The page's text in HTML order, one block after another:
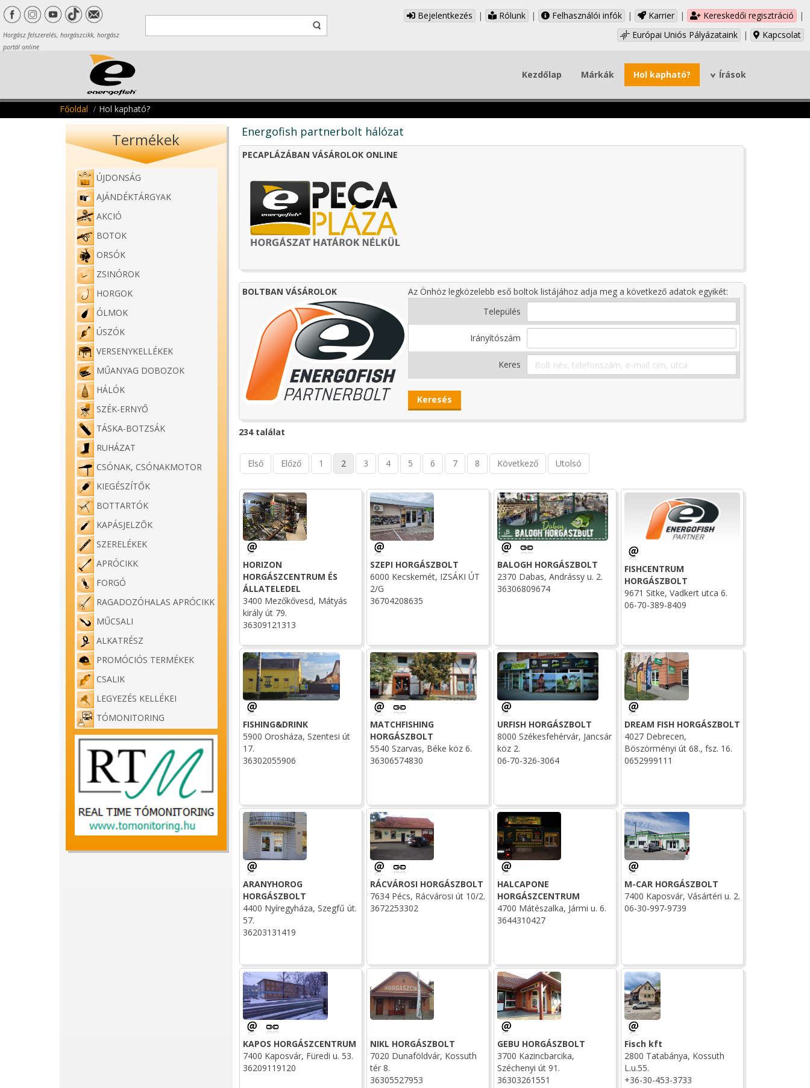
Horgász felszerelés, horgászcikk, horgász
portál online
Bejelentkezés | Rólunk | Felhasználói infók | Karrier | Kereskedői regisztráció
|
Európai Uniós Pályázataink
| Kapcsolat
Kezdőlap Márkák Hol kapható? Írások
Főoldal Hol kapható?
Termékek
ÚJDONSÁG
AJÁNDÉKTÁRGYAK
AKCIÓ
BOTOK
ORSÓK
ZSINÓROK
HORGOK
ÓLMOK
ÚSZÓK
VERSENYKELLÉKEK
MŰANYAG DOBOZOK
HÁLÓK
SZÉK-ERNYŐ
TÁSKA-BOTZSÁK
RUHÁZAT
CSÓNAK, CSÓNAKMOTOR
KIEGÉSZÍTŐK
BOTTARTÓK
KAPÁSJELZŐK
SZERELÉKEK
APRÓCIKK
FORGÓ
RAGADOZÓHALAS APRÓCIKK
MŰCSALI
ALKATRÉSZ
PROMÓCIÓS TERMÉKEK
CSALIK
LEGYEZÉS KELLÉKEI
TÓMONITORING
Energofish partnerbolt hálózat
PECAPLÁZÁBAN VÁSÁROLOK ONLINE
BOLTBAN VÁSÁROLOK
Az Önhöz legközelebb eső boltok listájához adja meg a következő adatok egyikét:
Település
Irányítószám
Keres
234 találat
Első Előző 1 2 3 4 5 6 7 8 Következő Utolsó
HORIZON
HORGÁSZCENTRUM ÉS
ÁLLATELEDEL
3400 Mezőkővesd, Mátyás
király út 79.
36309121313
SZEPI HORGÁSZBOLT
6000 Kecskemét, IZSÁKI ÚT
2/G
36704208635
BALOGH HORGÁSZBOLT
2370 Dabas, Andrássy u. 2.
36306809674
FISHCENTRUM
HORGÁSZBOLT
9671 Sitke, Vadkert utca 6.
06-70-389-8409
FISHING&DRINK
5900 Orosháza, Szentesi út
17.
36302055906
MATCHFISHING
HORGÁSZBOLT
5540 Szarvas, Béke köz 6.
36306574830
URFISH HORGÁSZBOLT
8000 Székesfehérvár, Jancsár
köz 2.
06-70-326-3064
DREAM FISH HORGÁSZBOLT
4027 Debrecen,
Böszörményi út 68., fsz. 16.
0652999111
ARANYHOROG
HORGÁSZBOLT
4400 Nyíregyháza, Szegfű út.
57.
36203131419
RÁCVÁROSI HORGÁSZBOLT
7634 Pécs, Rácvárosi út 10/2.
3672253302
HALCAPONE
HORGÁSZCENTRUM
4700 Mátészalka, Jármi u. 6.
3644310427
M-CAR HORGÁSZBOLT
7400 Kaposvár, Vásártéri u. 2.
06-30-997-9739
KAPOS HORGÁSZCENTRUM
7400 Kaposvár, Füredi u. 53.
36209119120
NIKL HORGÁSZBOLT
7020 Dunaföldvár, Kossuth
tér 8.
36305527953
GEBU HORGÁSZBOLT
3700 Kazincbarcika,
Széchenyi út 91.
36303261551
Fisch kft
2800 Tatabánya, Kossuth
L.u.55.
+36-30-453-3733